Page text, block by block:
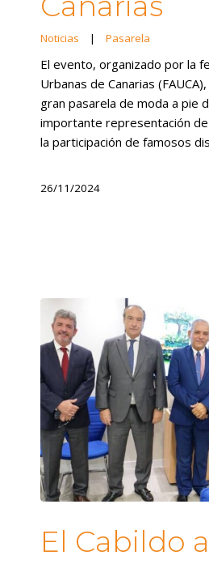
Noticias | Pasarela
El evento, organizado por la
Urbanas de Canarias
gran pasarela de moda a pie
importante representación
la participación de famosos
26/11/2024
El Cabildo